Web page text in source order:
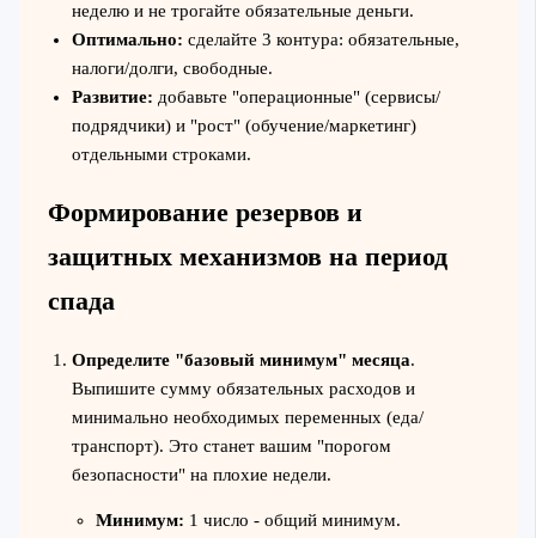
неделю и не трогайте обязательные деньги.
Оптимально: сделайте 3 контура: обязательные,
налоги/долги, свободные.
Развитие: добавьте "операционные" (сервисы/
подрядчики) и "рост" (обучение/маркетинг)
отдельными строками.
Формирование резервов и
защитных механизмов на период
спада
Определите "базовый минимум" месяца.
Выпишите сумму обязательных расходов и
минимально необходимых переменных (еда/
транспорт). Это станет вашим "порогом
безопасности" на плохие недели.
Минимум: 1 число - общий минимум.